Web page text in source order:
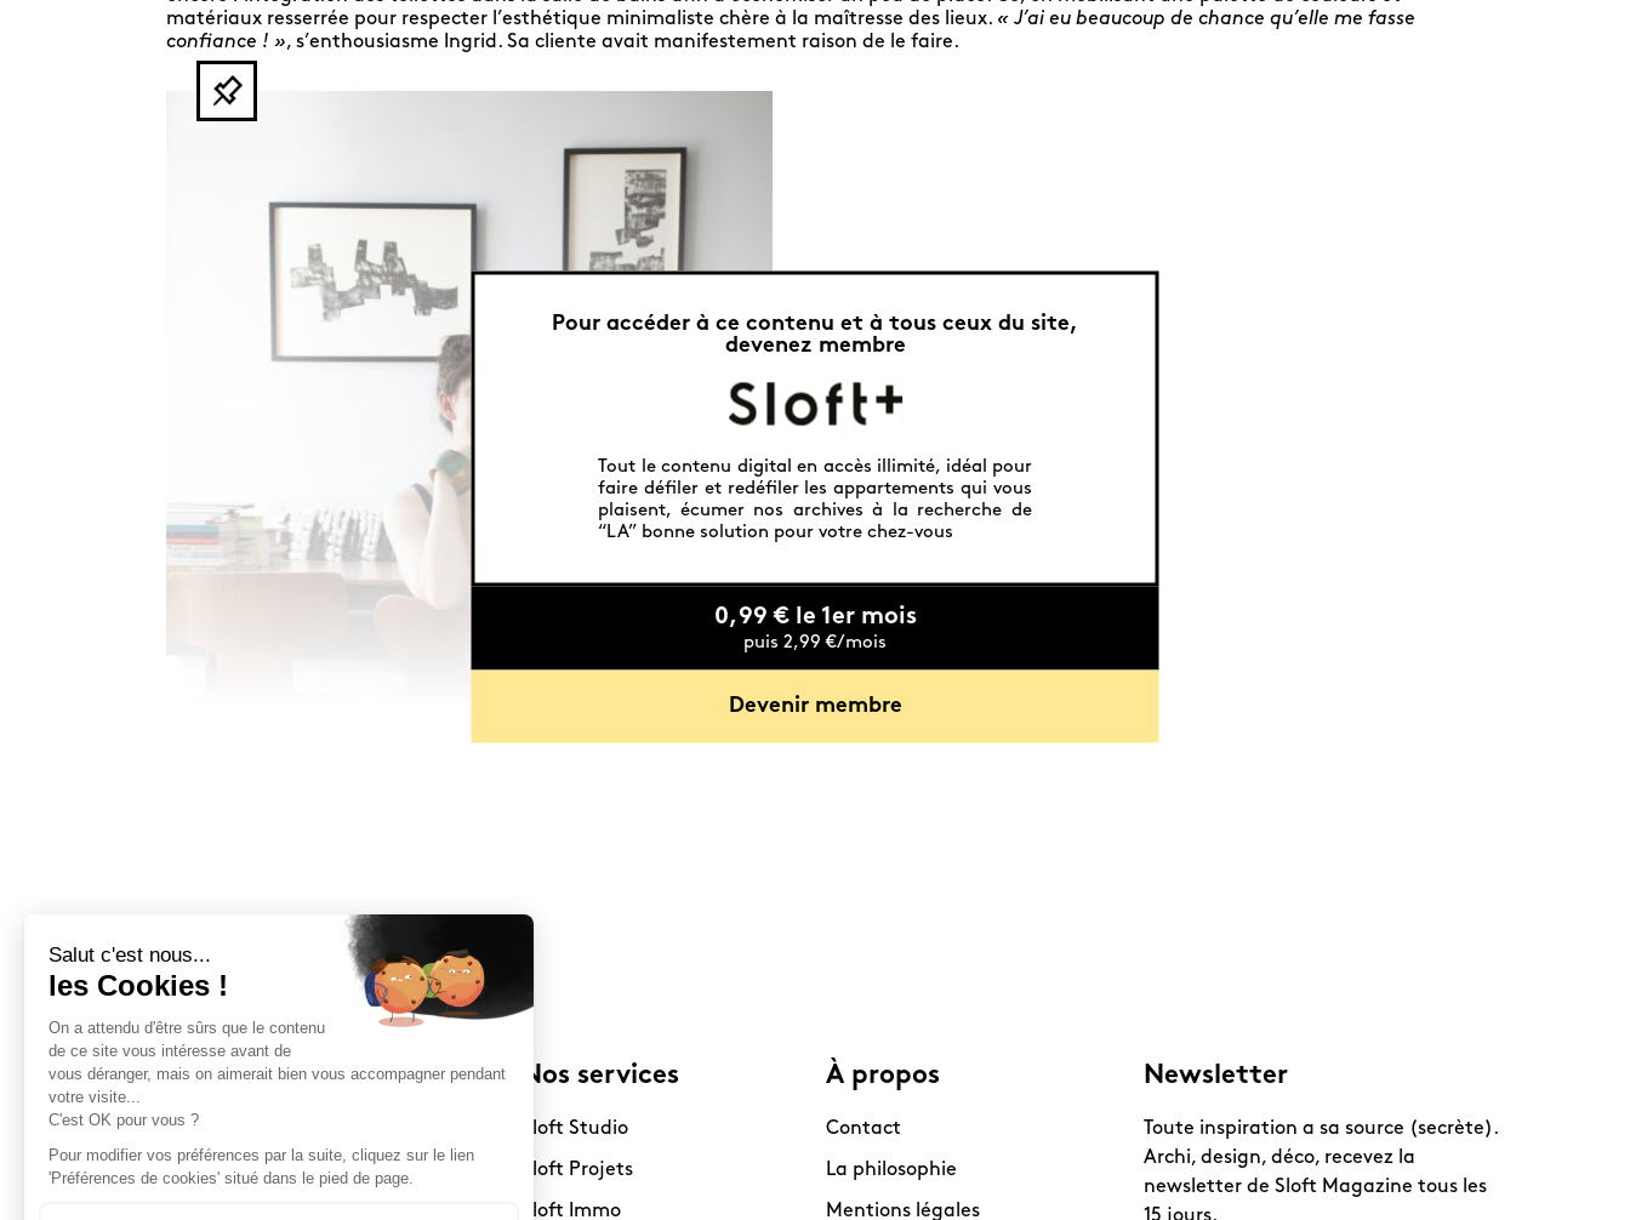
matériaux resserrée pour respecter l’esthétique minimaliste chère à la maîtresse des lieux. « J’ai eu beaucoup de chance qu’elle me fasse
confiance ! », s’enthousiasme Ingrid. Sa cliente avait manifestement raison de le faire.
Pour accéder à ce contenu et à tous ceux du site,
devenez membre
Tout le contenu digital en accès illimité, idéal pour
faire défiler et redéfiler les appartements qui vous
plaisent, écumer nos archives à la recherche de
“LA” bonne solution pour votre chez-vous
0,99 € le 1er mois
puis 2,99 €/mois
Devenir membre
Sloft Magazine
Depuis 2017, Sloft Magazine vous
connecte au monde de l’architecture,
du design et de la décoration autour
Nos services
Sloft Studio
Sloft Projets
Sloft Immo
À propos
Contact
La philosophie
Mentions légales
Newsletter
Toute inspiration a sa source (secrète).
Archi, design, déco, recevez la
newsletter de Sloft Magazine tous les